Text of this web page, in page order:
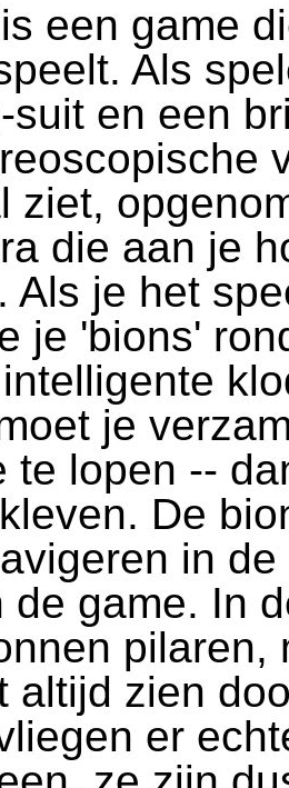
is een game
Als
suit en een
ziet,
die aan je
Als je het
je 'bions'
je
te lopen --
De
in
de game. In
pilaren,
altijd zien
er